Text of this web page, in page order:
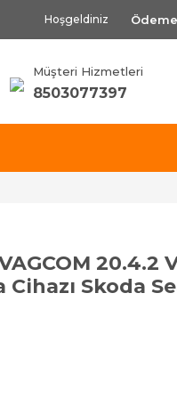
Hoşgeldiniz
Müşteri Hizmetleri
8503077397
20.4.2
Skoda